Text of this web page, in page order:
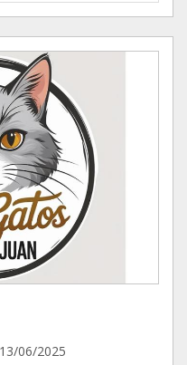
13/06/2025